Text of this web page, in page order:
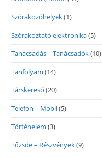
Szórakozóhelyek(1)
Szórakoztató elektronika(5)
Tanácsadás – Tanácsadók(10)
Tanfolyam (14)
Társkereső (20)
Telefon – Mobil(5)
Történelem (3)
Tőzsde – Részvények(9)